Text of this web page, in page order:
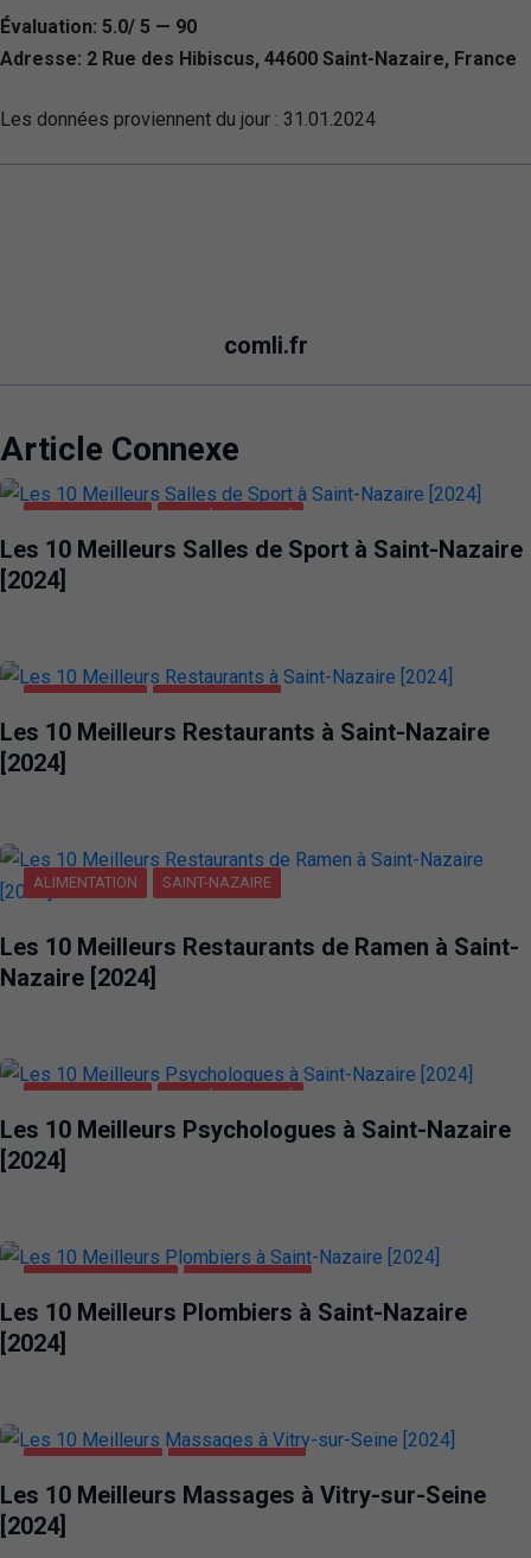
Évaluation: 5.0/ 5 — 90
Adresse: 2 Rue des Hibiscus, 44600 Saint-Nazaire, France
Les données proviennent du jour : 31.01.2024
comli.fr
Article Connexe
Les 10 Meilleurs Salles de Sport à Saint-Nazaire
[2024]
Les 10 Meilleurs Restaurants à Saint-Nazaire
[2024]
ALIMENTATION SAINT-NAZAIRE
Les 10 Meilleurs Restaurants de Ramen à Saint-
Nazaire [2024]
Les 10 Meilleurs Psychologues à Saint-Nazaire
[2024]
Les 10 Meilleurs Plombiers à Saint-Nazaire
[2024]
Les 10 Meilleurs Massages à Vitry-sur-Seine
[2024]